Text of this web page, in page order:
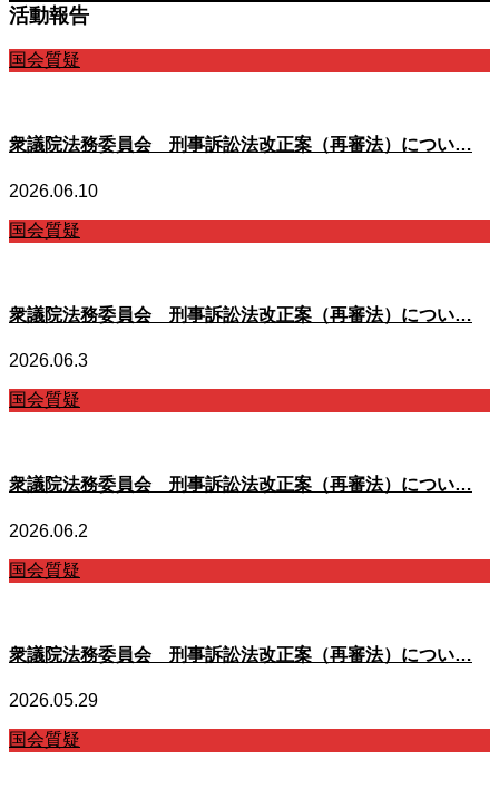
活動報告
国会質疑
衆議院法務委員会 刑事訴訟法改正案（再審法）につい…
2026.06.10
国会質疑
衆議院法務委員会 刑事訴訟法改正案（再審法）につい…
2026.06.3
国会質疑
衆議院法務委員会 刑事訴訟法改正案（再審法）につい…
2026.06.2
国会質疑
衆議院法務委員会 刑事訴訟法改正案（再審法）につい…
2026.05.29
国会質疑